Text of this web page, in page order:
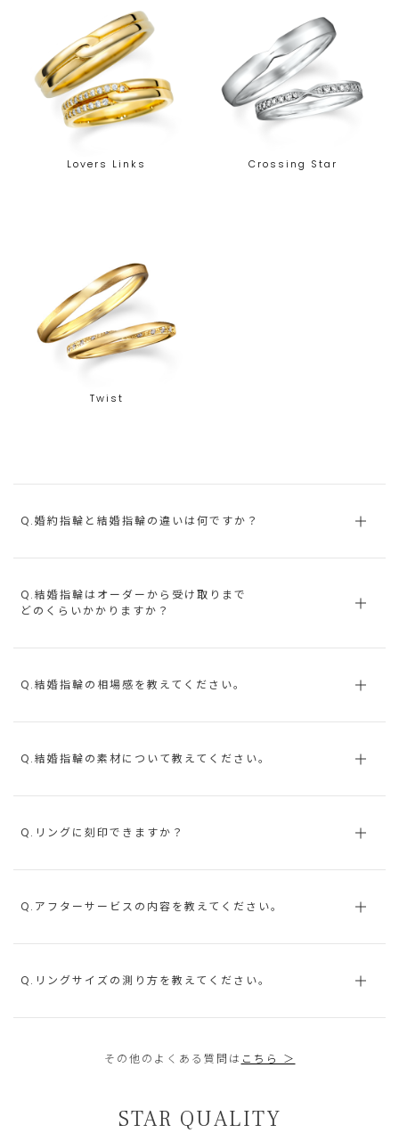
Lovers Links Crossing Star
Twist
Q.婚約指輪と結婚指輪の違いは何ですか？
Q.結婚指輪はオーダーから受け取りまで
どのくらいかかりますか？
Q.結婚指輪の相場感を教えてください。
Q.結婚指輪の素材について教えてください。
Q.リングに刻印できますか？
Q.アフターサービスの内容を教えてください。
Q.リングサイズの測り方を教えてください。
その他のよくある質問は こちら ＞
STAR QUALITY